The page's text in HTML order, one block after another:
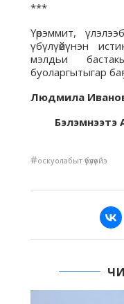
***
Үөрэммит,
үбүлүөйүнэн
мэлдьи
буоларгытыгар
Людмила
#оскуолабыт үбүлүөйэ